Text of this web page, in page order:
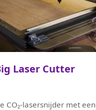
Laser Cutter
CO₂-lasersnijder met een